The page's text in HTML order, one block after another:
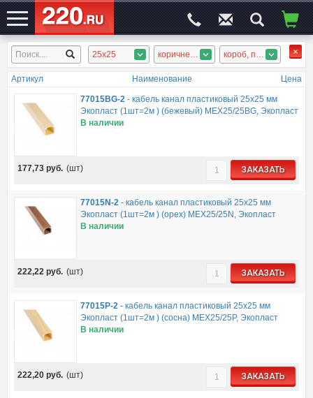
ЭЛЕКТРОСАЙТ№1 25x25 коричневый, сосна, орех, бежевый, дерево тёмное короб, плинтус
Артикул Наименование Цена
77015BG-2- кабель канал пластиковый 25х25 мм
Экопласт (1шт=2м ) (бежевый) MEX25/25BG, Экопласт
В наличии
177,73 руб. (шт) ЗАКАЗАТЬ
77015N-2- кабель канал пластиковый 25х25 мм
Экопласт (1шт=2м ) (орех) MEX25/25N, Экопласт
В наличии
222,22 руб. (шт) ЗАКАЗАТЬ
77015P-2 - кабель канал пластиковый 25х25 мм
Экопласт (1шт=2м ) (сосна) MEX25/25P, Экопласт
В наличии
222,20 руб. (шт) ЗАКАЗАТЬ